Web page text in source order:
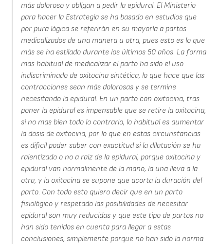
más doloroso y obligan a pedir la epidural. El Ministerio
para hacer la Estrategia se ha basado en estudios que
por pura lógica se referirán en su mayoría a partos
medicalizados de una manera u otra, pues esto es lo que
más se ha estilado durante los últimos 50 años. La forma
mas habitual de medicalizar el parto ha sido el uso
indiscriminado de oxitocina sintética, lo que hace que las
contracciones sean más dolorosas y se termine
necesitando la epidural. En un parto con oxitocina, tras
poner la epidural es impensable que se retire la oxitocina,
si no mas bien todo lo contrario, lo habitual es aumentar
la dosis de oxitocina, por lo que en estas circunstancias
es dificil poder saber con exactitud si la dilatación se ha
ralentizado o no a raiz de la epidural, porque oxitocina y
epidural van normalmente de la mano, la una lleva a la
otra, y la oxitocina se supone que acorta la duración del
parto. Con todo esto quiero decir que en un parto
fisiológico y respetado las posibilidades de necesitar
epidural son muy reducidas y que este tipo de partos no
han sido tenidos en cuenta para llegar a estas
conclusiones, simplemente porque no han sido la norma